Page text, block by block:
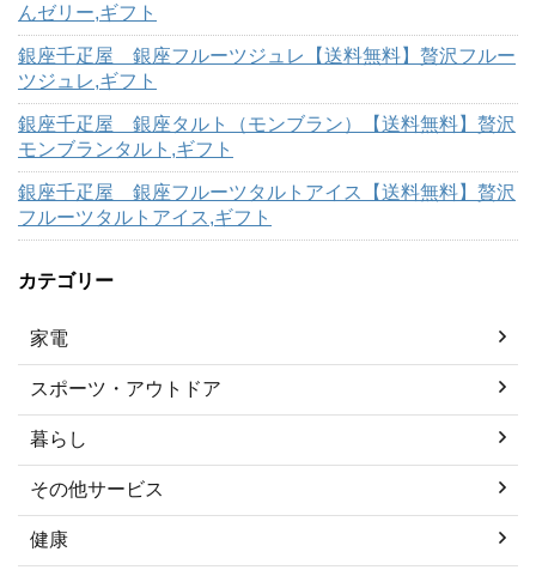
んゼリー,ギフト
銀座千疋屋 銀座フルーツジュレ【送料無料】贅沢フルー
ツジュレ,ギフト
銀座千疋屋 銀座タルト（モンブラン）【送料無料】贅沢
モンブランタルト,ギフト
銀座千疋屋 銀座フルーツタルトアイス【送料無料】贅沢
フルーツタルトアイス,ギフト
カテゴリー
家電
スポーツ・アウトドア
暮らし
その他サービス
健康